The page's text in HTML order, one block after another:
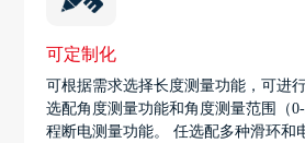
可定制化
可根据需求选择长度测量功能，可进
选配角度测量功能和角度测量范围（
程断电测量功能。 任选配多种滑环和